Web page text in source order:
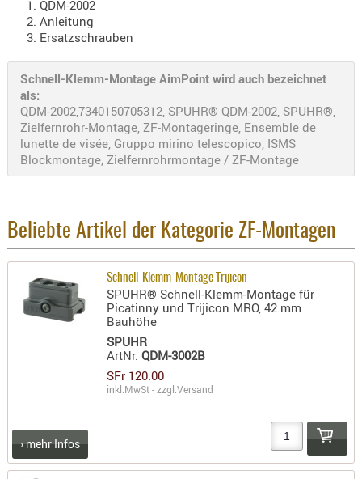
- single
KOFFER
RÜST-
BÜRSTEN
PATCHES
QDM-2002
Anleitung
Ersatzschrauben
Schnell-Klemm-Montage AimPoint wird auch bezeichnet
als:
QDM-2002,7340150705312, SPUHR® QDM-2002, SPUHR®,
Zielfernrohr-Montage, ZF-Montageringe, Ensemble de
lunette de visée, Gruppo mirino telescopico, ISMS
Blockmontage, Zielfernrohrmontage / ZF-Montage
Beliebte Artikel der Kategorie ZF-Montagen
Schnell-Klemm-Montage Trijicon
SPUHR® Schnell-Klemm-Montage für
Picatinny und Trijicon MRO, 42 mm
Bauhöhe
SPUHR
ArtNr.QDM-3002B
SFr 120.00
inkl.MwSt - zzgl.Versand
› mehr Infos